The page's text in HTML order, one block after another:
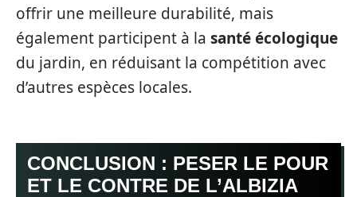
offrir une meilleure durabilité, mais
également participent à la santé écologique
du jardin, en réduisant la compétition avec
d’autres espèces locales.
CONCLUSION : PESER LE POUR
ET LE CONTRE DE L’ALBIZIA